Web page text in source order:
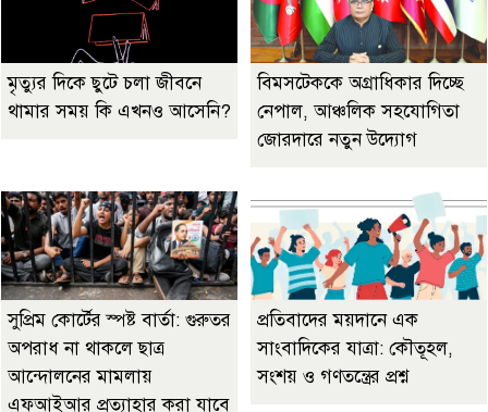
মৃত্যুর দিকে ছুটে চলা জীবনে
থামার সময় কি এখনও আসেনি?
বিমসটেককে অগ্রাধিকার দিচ্ছে
নেপাল, আঞ্চলিক সহযোগিতা
জোরদারে নতুন উদ্যোগ
সুপ্রিম কোর্টের স্পষ্ট বার্তা: গুরুতর
অপরাধ না থাকলে ছাত্র
আন্দোলনের মামলায়
এফআইআর প্রত্যাহার করা যাবে
প্রতিবাদের ময়দানে এক
সাংবাদিকের যাত্রা: কৌতূহল,
সংশয় ও গণতন্ত্রের প্রশ্ন